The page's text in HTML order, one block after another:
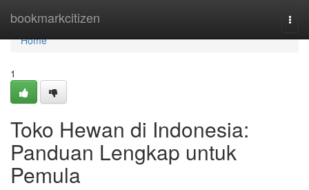
bookmarkcitizen
Home
Home
1
Toko Hewan di Indonesia:
Panduan Lengkap untuk
Pemula